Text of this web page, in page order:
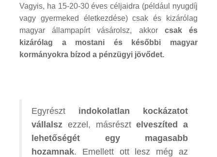
Vagyis, ha 15-20-30 éves céljaidra (például nyugdíj
vagy gyermeked életkezdése) csak és kizárólag
magyar állampapírt vásárolsz, akkor csak és
kizárólag a mostani és későbbi magyar
kormányokra bízod a pénzügyi jövődet.
Egyrészt indokolatlan kockázatot
vállalsz ezzel, másrésztelveszíted a
lehetőségét egy magasabb
hozamnak. Emellett ott lesz még az